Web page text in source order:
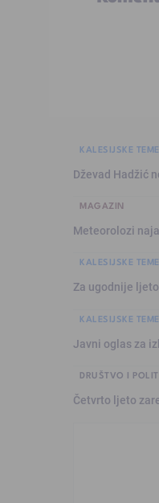
KALESIJSKE TEME
Dževad Hadžić
MAGAZIN
Meteorolozi
KALESIJSKE TEME
Za ugodnije
KALESIJSKE TEME
Javni oglas za
DRUŠTVO I
Četvrto ljeto